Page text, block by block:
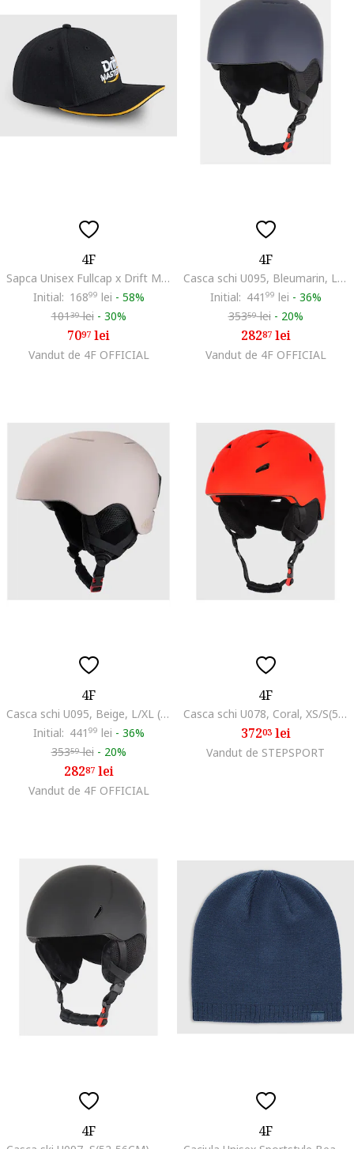
4F
Sapca Unisex Fullcap x Drift Masters, Bumbac, Broderie, Ajustare Plastic, Cozoroc Drept, Sporturi Motorizate, Marime S/M
Initial: 16899 lei - 58%
10139lei - 30%
7097 lei
Vandut de 4F OFFICIAL
4F
Casca schi U095, Bleumarin, L/XL (58-61CM)
Initial: 441 99 lei - 36%
35359lei - 20%
28287lei
Vandut de 4F OFFICIAL
4F
Casca schi U095, Beige, L/XL (58-61CM)
Initial: 441 99 lei - 36%
35359lei - 20%
28287lei
Vandut de 4F OFFICIAL
4F
Casca schi U078, Coral, XS/S(52-56CM)
37203lei
Vandut de STEPSPORT
4F 4F